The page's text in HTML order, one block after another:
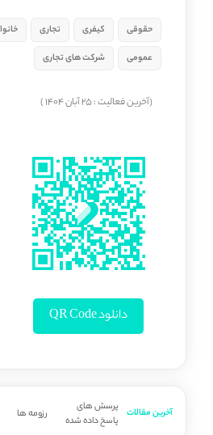
حقوقی کیفری تجاری
عمومی
شرکت های تجاری
(آخرین فعالیت : 25 آبان 1404 )
دانلود QR Code
آخرین مقالات
پرسش های
پاسخ داده شده
رزومه ها